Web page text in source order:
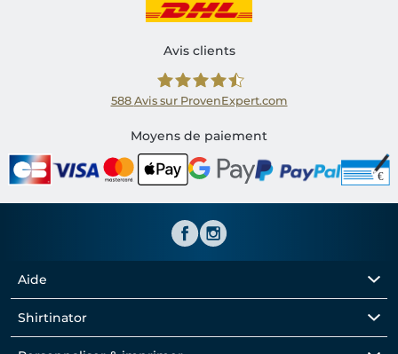
Avis clients
Shirtinator FR
588 Avis sur ProvenExpert.com
Moyens de paiement
Aide
Shirtinator